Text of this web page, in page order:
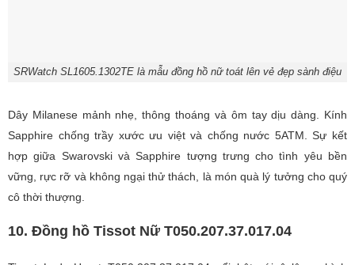
SRWatch SL1605.1302TE là mẫu đồng hồ nữ toát lên vẻ đẹp sành điệu
Dây Milanese mảnh nhẹ, thông thoáng và ôm tay dịu dàng. Kính
Sapphire chống trầy xước ưu việt và chống nước 5ATM. Sự kết
hợp giữa Swarovski và Sapphire tượng trưng cho tình yêu bền
vững, rực rỡ và không ngại thử thách, là món quà lý tưởng cho quý
cô thời thượng.
10. Đồng hồ Tissot Nữ T050.207.37.017.04